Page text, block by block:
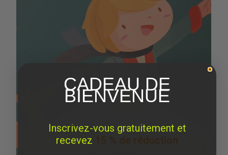
CADEAU DE
BIENVENUE
Inscrivez-vous gratuitement et
recevez
15 % de réduction